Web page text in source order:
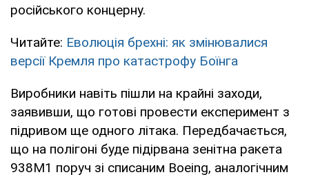
російського концерну.
Читайте: Еволюція брехні: як змінювалися
версії Кремля про катастрофу Боїнга
Виробники навіть пішли на крайні заходи,
заявивши, що готові провести експеримент з
підривом ще одного літака. Передбачається,
що на полігоні буде підірвана зенітна ракета
938М1 поруч зі списаним Boeing, аналогічним